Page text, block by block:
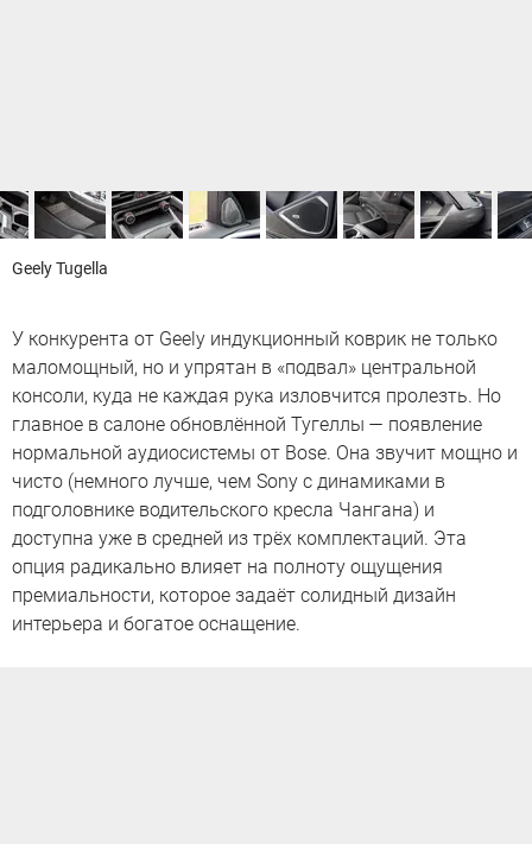
Geely Tugella
У конкурента от Geely индукционный коврик не только
маломощный, но и упрятан в «подвал» центральной
консоли, куда не каждая рука изловчится пролезть. Но
главное в салоне обновлённой Тугеллы — появление
нормальной аудиосистемы от Bose. Она звучит мощно и
чисто (немного лучше, чем Sony с динамиками в
подголовнике водительского кресла Чангана) и
доступна уже в средней из трёх комплектаций. Эта
опция радикально влияет на полноту ощущения
премиальности, которое задаёт солидный дизайн
интерьера и богатое оснащение.